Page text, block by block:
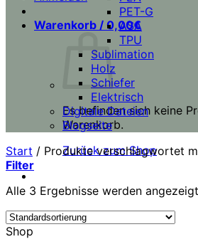
Warenkorb / 0,00€
Es befinden sich keine
Warenkorb.
Zurück zum Shop
PET-G
ASA
TPU
Sublimation
Holz
Schiefer
Elektrisch
Digitale Dateien
Blogseite
Start / Produkte verschlagwortet
Filter
Alle 3 Ergebnisse werden angezeigt
Shop